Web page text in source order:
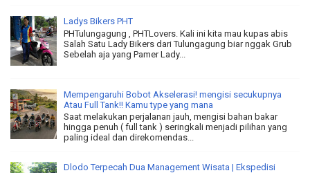
Ladys Bikers PHT
PHTulungagung , PHTLovers. Kali ini kita mau kupas abis
Salah Satu Lady Bikers dari Tulungagung biar nggak Grub
Sebelah aja yang Pamer Lady...
Mempengaruhi Bobot Akselerasi! mengisi secukupnya
Atau Full Tank!! Kamu type yang mana
Saat melakukan perjalanan jauh, mengisi bahan bakar
hingga penuh ( full tank ) seringkali menjadi pilihan yang
paling ideal dan direkomendas...
Dlodo Terpecah Dua Management Wisata | Ekspedisi